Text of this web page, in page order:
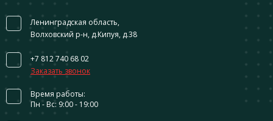
Ленинградская область,
Волховский р-н, д.Кипуя, д.38
+7 812 740 68 02
Заказать звонок
Время работы:
Пн - Вс: 9:00 - 19:00